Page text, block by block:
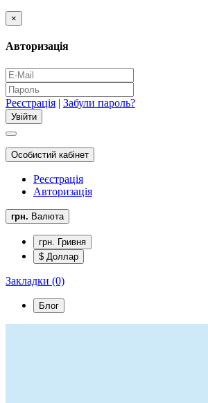
×
Авторизація
Реєстрація | Забули пароль?
Особистий кабінет
Реєстрація
Авторизація
грн. Валюта
грн. Гривня
$ Доллар
Закладки (0)
Блог